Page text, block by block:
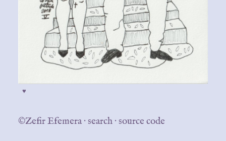
♥
©Zefir Efemera ·search ·source code